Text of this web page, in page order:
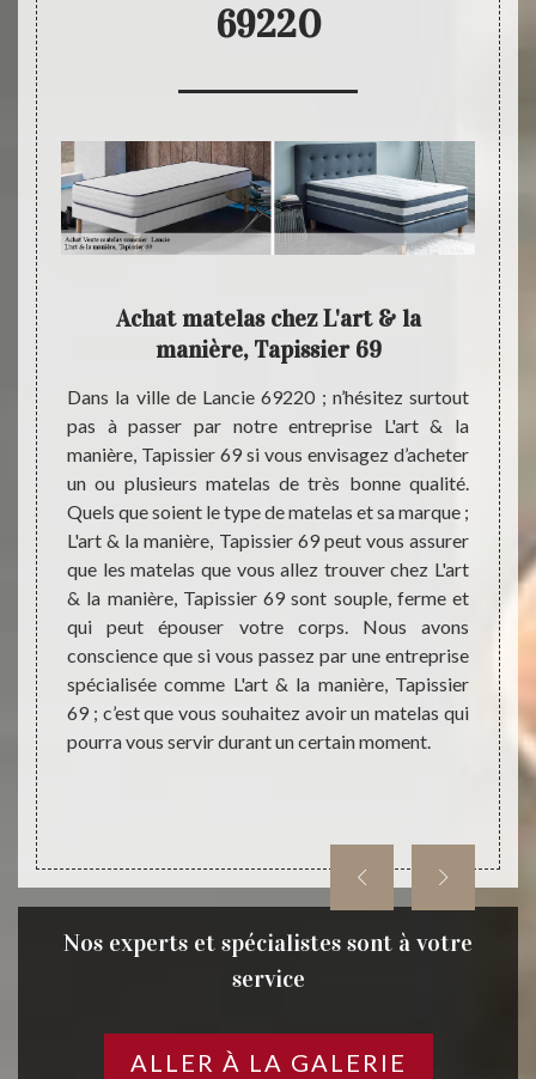
69220
vous
69
de
des
sont
aux
bon
chez
pas
Achat matelas chez L'art & la
manière, Tapissier 69
Dans la ville de Lancie 69220 ; n’hésitez surtout
pas à passer par notre entreprise L'art & la
manière, Tapissier 69 si vous envisagez d’acheter
un ou plusieurs matelas de très bonne qualité.
Quels que soient le type de matelas et sa marque ;
L'art & la manière, Tapissier 69 peut vous assurer
que les matelas que vous allez trouver chez L'art
& la manière, Tapissier 69 sont souple, ferme et
qui peut épouser votre corps. Nous avons
conscience que si vous passez par une entreprise
spécialisée comme L'art & la manière, Tapissier
69 ; c’est que vous souhaitez avoir un matelas qui
pourra vous servir durant un certain moment.
ville
la
en
de
les
Nos experts et spécialistes sont à votre
service
ALLER À LA GALERIE